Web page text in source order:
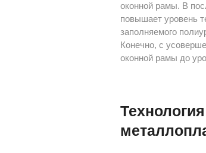
оконной рамы. В
повышает уровень
заполняемого
Конечно, с
оконной рамы до